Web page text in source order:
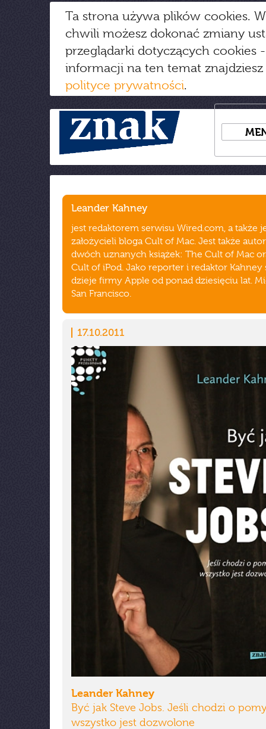
Ta strona używa plików cookies.
chwili możesz dokonać zmiany
przeglądarki dotyczących cookies
informacji na ten temat
polityce prywatności.
Leander Kahney
jest redaktorem serwisu Wired.com, a także
założycieli bloga Cult of Mac. Jest także
dwóch uznanych książek: The Cult of Mac
Cult of iPod. Jako reporter i redaktor Kahney
dzieje firmy Apple od ponad dziesięciu lat.
San Francisco.
17.10.2011
Leander Kahney
Być jak Steve Jobs. Jeśli chodzi o
wszystko jest dozwolone